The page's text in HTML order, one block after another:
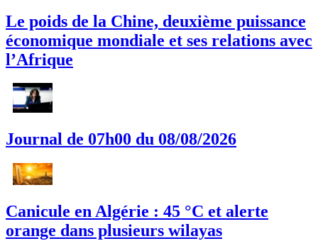
Le poids de la Chine, deuxième puissance
économique mondiale et ses relations avec
l’Afrique
Journal de 07h00 du 08/08/2026
Canicule en Algérie : 45 °C et alerte
orange dans plusieurs wilayas